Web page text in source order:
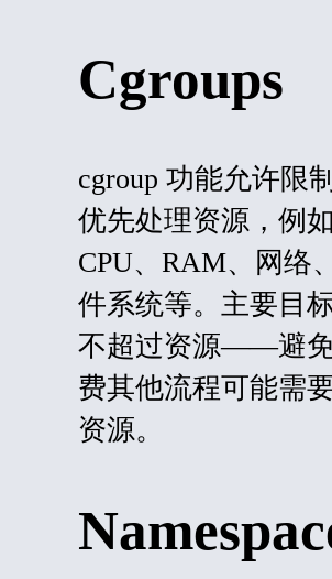
Cgroups
cgroup 功能允许限
优先处理资源，例如
CPU、RAM、网络
件系统等。主要目
不超过资源——避
费其他流程可能需
资源。